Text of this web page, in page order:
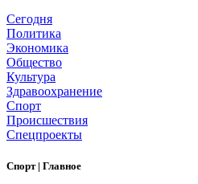
Сегодня
Политика
Экономика
Общество
Культура
Здравоохранение
Спорт
Происшествия
Спецпроекты
Спорт | Главное